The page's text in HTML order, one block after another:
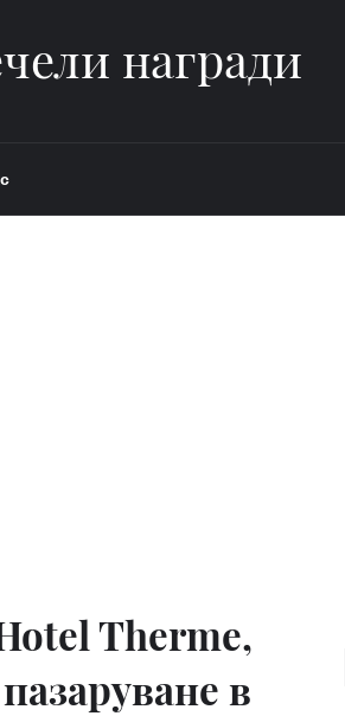
награди
Therme,
в